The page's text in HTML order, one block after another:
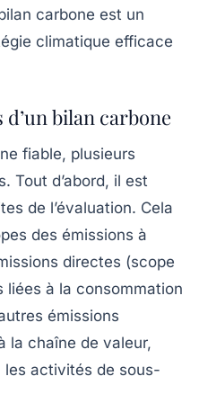
carbone est un
climatique efficace
bilan carbone
fiable, plusieurs
Tout d’abord, il est
de l’évaluation. Cela
des émissions à
directes (scope
liées à la consommation
émissions
la chaîne de valeur,
les activités de sous-